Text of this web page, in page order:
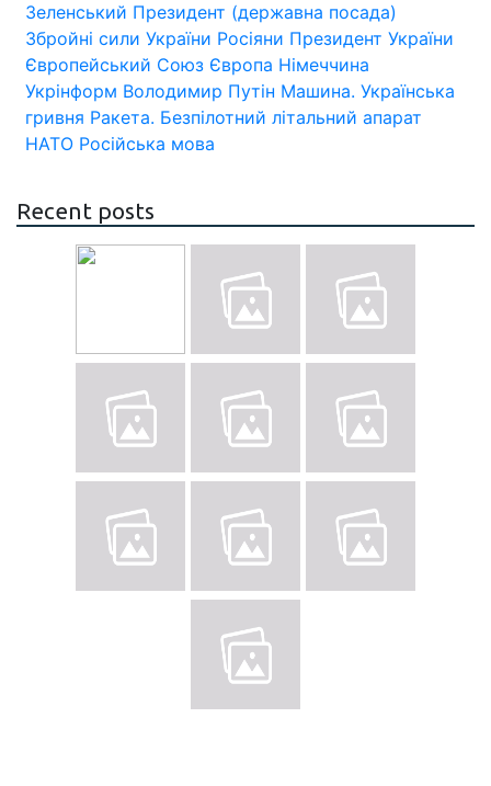
Зеленський Президент (державна посада)
Збройні сили України Росіяни Президент України
Європейський Союз Європа Німеччина
Укрінформ Володимир Путін Машина. Українська
гривня Ракета. Безпілотний літальний апарат
НАТО Російська мова
Recent posts